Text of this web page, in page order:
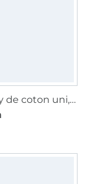
Tissu jersey de coton uni, bleu turquoise clair